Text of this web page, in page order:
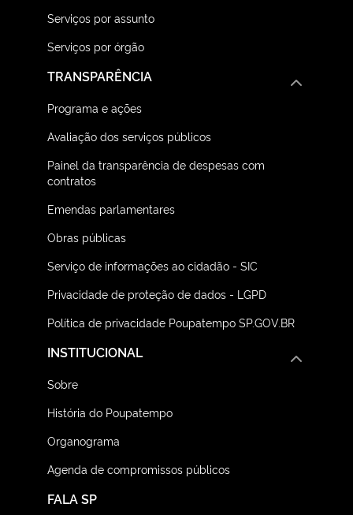
Serviços por assunto
Serviços por órgão
TRANSPARÊNCIA
Programa e ações
Avaliação dos serviços públicos
Painel da transparência de despesas com
contratos
Emendas parlamentares
Obras públicas
Serviço de informações ao cidadão - SIC
Privacidade de proteção de dados - LGPD
Política de privacidade Poupatempo SP.GOV.BR
FALA SP
INSTITUCIONAL
Sobre
História do Poupatempo
Organograma
Agenda de compromissos públicos